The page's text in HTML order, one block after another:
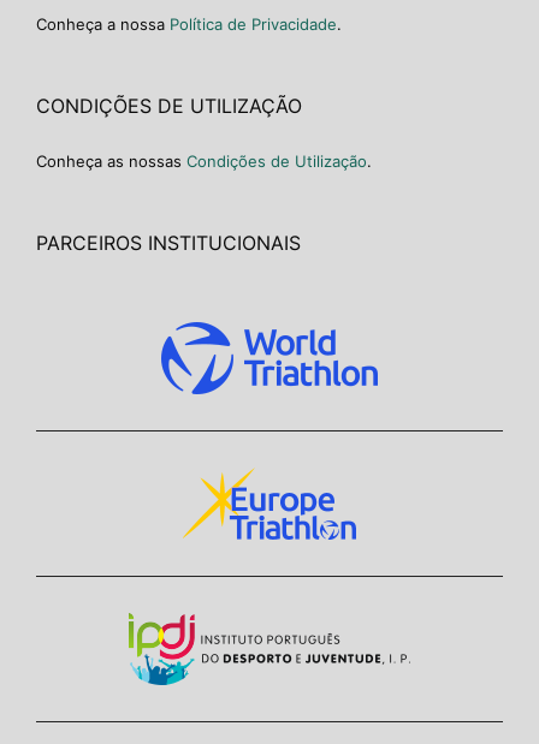
Conheça a nossa Política de Privacidade.
CONDIÇÕES DE UTILIZAÇÃO
Conheça as nossas Condições de Utilização.
PARCEIROS INSTITUCIONAIS